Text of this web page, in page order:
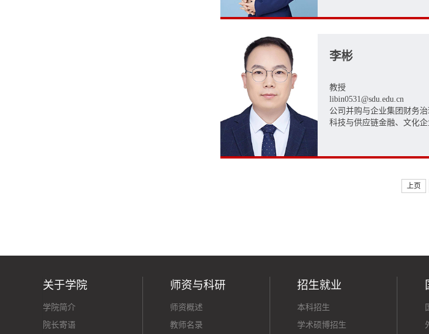
李彬
教授
libin0531@sdu.edu.cn
公司并购与企业集团财务
科技与供应链金融、文化
上页
关于学院
学院简介
院长寄语
师资与科研
师资概述
教师名录
招生就业
本科招生
学术硕博招生